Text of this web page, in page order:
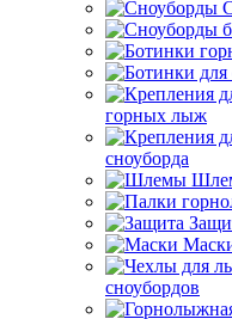
горных лыж
сноуборда
сноубордов